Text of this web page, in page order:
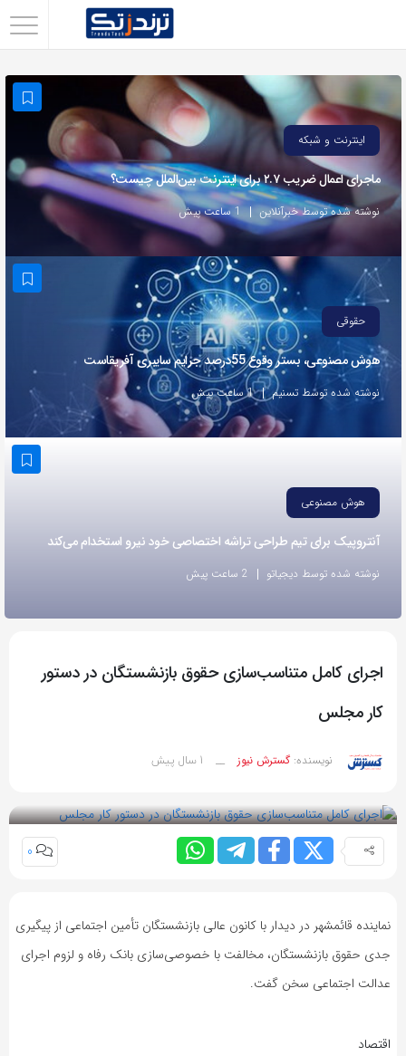
با
استفاده
روش‌های
زیر
می‌توانید
این
صفحه
دوستان
خود
اشتراک
لینک
اینترنت و شبکه
ماجرای اعمال ضریب ۲.۷ برای اینترنت بین‌الملل چیست؟
نوشته شده توسط خبرآنلاین 1 ساعت پیش
حقوقی
هوش مصنوعی، بستر وقوع 55درصد جرایم سایبری آفریقاست
نوشته شده توسط تسنیم 1 ساعت پیش
هوش مصنوعی
آنتروپیک برای تیم طراحی تراشه اختصاصی خود نیرو استخدام می‌کند
نوشته شده توسط دیجیاتو 2 ساعت پیش
اجرای کامل متناسب‌سازی حقوق بازنشستگان در دستور
کار مجلس
نویسنده: گسترش نیوز __ 1 سال پیش
0
نماینده قائمشهر در دیدار با کانون عالی بازنشستگان تأمین اجتماعی از پیگیری
جدی حقوق بازنشستگان، مخالفت با خصوصی‌سازی بانک رفاه و لزوم اجرای
عدالت اجتماعی سخن گفت.
اقتصاد